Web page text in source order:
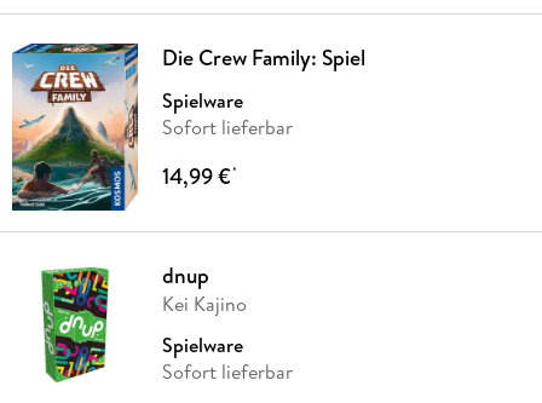
Die Crew Family: Spiel
Spielware
Sofort lieferbar
14,99 €*
dnup
Kei Kajino
Spielware
Sofort lieferbar